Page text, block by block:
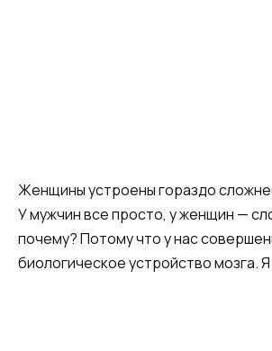
Женщины устроены гораздо
У мужчин все просто, у женщин —
почему? Потому что у нас
биологическое устройство мозга.